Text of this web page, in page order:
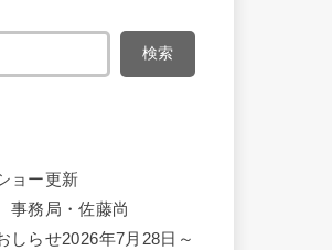
検索
ョー更新
務局・佐藤尚
らせ2026年7月28日～